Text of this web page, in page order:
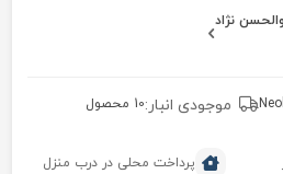
نژاد
موجودی انبار:10 محصول
پرداخت محلی در درب منزل